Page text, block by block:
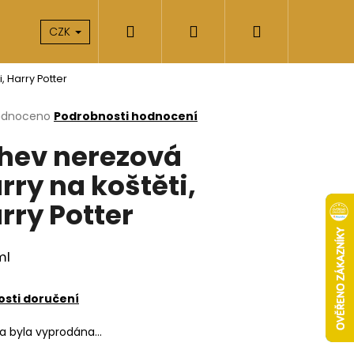
O nás
CZK Přihlášení
Harry Potter
Podrobnosti hodnocení
nerezová
na koštěti,
Potter
doručení
byla vyprodána…